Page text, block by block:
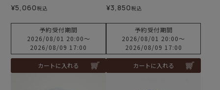
¥5,060税込
予約受付期間
2026/08/01 20:00〜
2026/08/09 17:00
カートに入れる
¥3,850税込
予約受付期間
2026/08/01 20:00〜
2026/08/09 17:00
カートに入れる